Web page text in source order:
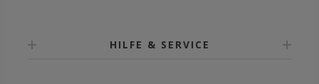
HILFE & SERVICE